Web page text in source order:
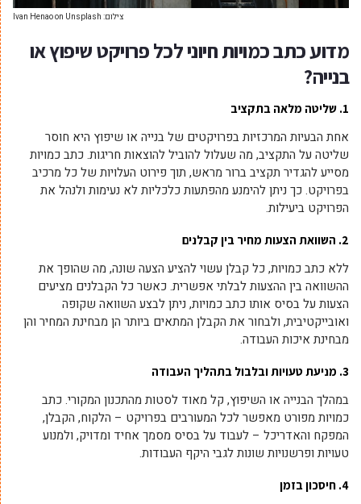
צילום: Ivan Henao on Unsplash
מדוע כתב כמויות חיוני לכל פרויקט שיפוץ או
בנייה?
1. שליטה מלאה בתקציב
אחת הבעיות המרכזיות בפרויקטים של בנייה או שיפוץ היא חוסר
שליטה על התקציב, מה שעלול להוביל להוצאות חריגות. כתב כמויות
מסייע להגדיר תקציב ברור מראש, תוך פירוט העלויות של כל מרכיב
בפרויקט. כך ניתן להימנע מהפתעות כלכליות לא נעימות ולנהל את
הפרויקט ביעילות.
2. השוואת הצעות מחיר בין קבלנים
ללא כתב כמויות, כל קבלן עשוי להציע הצעה שונה, מה שהופך את
ההשוואה בין ההצעות לבלתי אפשרית. כאשר כל הקבלנים מציעים
הצעות על בסיס אותו כתב כמויות, ניתן לבצע השוואה שקופה
ואובייקטיבית, ולבחור את הקבלן המתאים ביותר הן מבחינת המחיר והן
מבחינת איכות העבודה.
3. מניעת טעויות ובלבול בתהליך העבודה
במהלך הבנייה או השיפוץ, קל מאוד לסטות מהתכנון המקורי. כתב
כמויות מפורט מאפשר לכל המעורבים בפרויקט – הלקוח, הקבלן,
המפקח והאדריכל – לעבוד על בסיס מסמך אחיד ומדויק, ולמנוע
טעויות ופרשנויות שונות לגבי היקף העבודות.
4. חיסכון בזמן